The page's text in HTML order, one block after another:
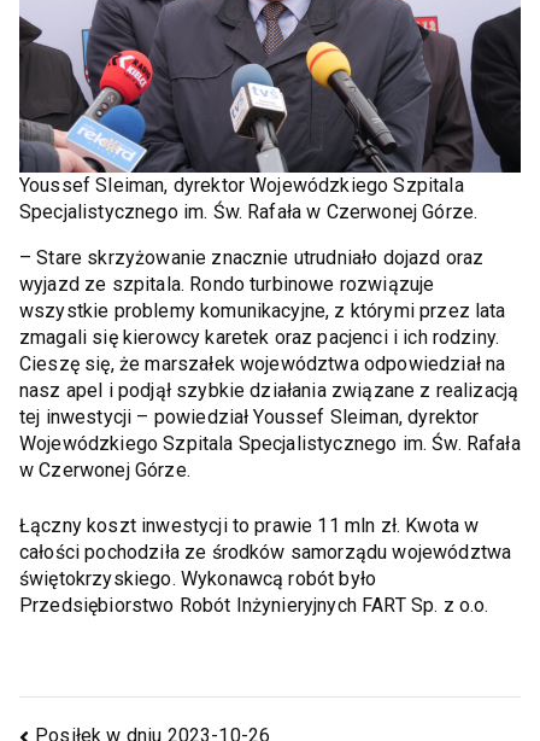
Youssef Sleiman, dyrektor Wojewódzkiego Szpitala
Specjalistycznego im. Św. Rafała w Czerwonej Górze.
– Stare skrzyżowanie znacznie utrudniało dojazd oraz
wyjazd ze szpitala. Rondo turbinowe rozwiązuje
wszystkie problemy komunikacyjne, z którymi przez lata
zmagali się kierowcy karetek oraz pacjenci i ich rodziny.
Cieszę się, że marszałek województwa odpowiedział na
nasz apel i podjął szybkie działania związane z realizacją
tej inwestycji – powiedział Youssef Sleiman, dyrektor
Wojewódzkiego Szpitala Specjalistycznego im. Św. Rafała
w Czerwonej Górze.
Łączny koszt inwestycji to prawie 11 mln zł. Kwota w
całości pochodziła ze środków samorządu województwa
świętokrzyskiego. Wykonawcą robót było
Przedsiębiorstwo Robót Inżynieryjnych FART Sp. z o.o.
Posiłek w dniu 2023-10-26